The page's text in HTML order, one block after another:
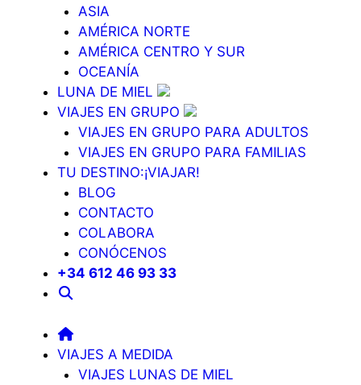
ASIA
AMÉRICA NORTE
AMÉRICA CENTRO Y SUR
OCEANÍA
LUNA DE MIEL
VIAJES EN GRUPO
VIAJES EN GRUPO PARA ADULTOS
VIAJES EN GRUPO PARA FAMILIAS
TU DESTINO:¡VIAJAR!
BLOG
CONTACTO
COLABORA
CONÓCENOS
+34 612 46 93 33
VIAJES A MEDIDA
VIAJES LUNAS DE MIEL